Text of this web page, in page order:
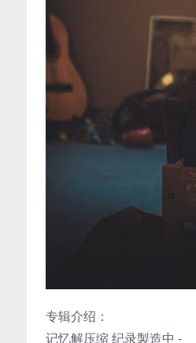
专辑介绍：
记忆解压缩 纪录製造中 -